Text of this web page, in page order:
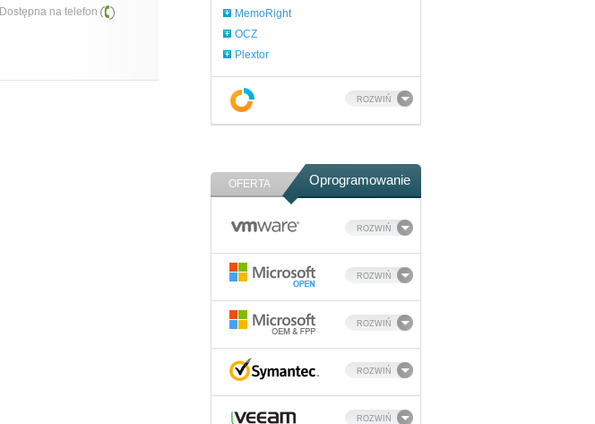
MemoRight
OCZ
Plextor
ROZWIŃ
OFERTA Oprogramowanie
ROZWIŃ
ROZWIŃ
ROZWIŃ
ROZWIŃ
ROZWIŃ
Dostępna na telefon